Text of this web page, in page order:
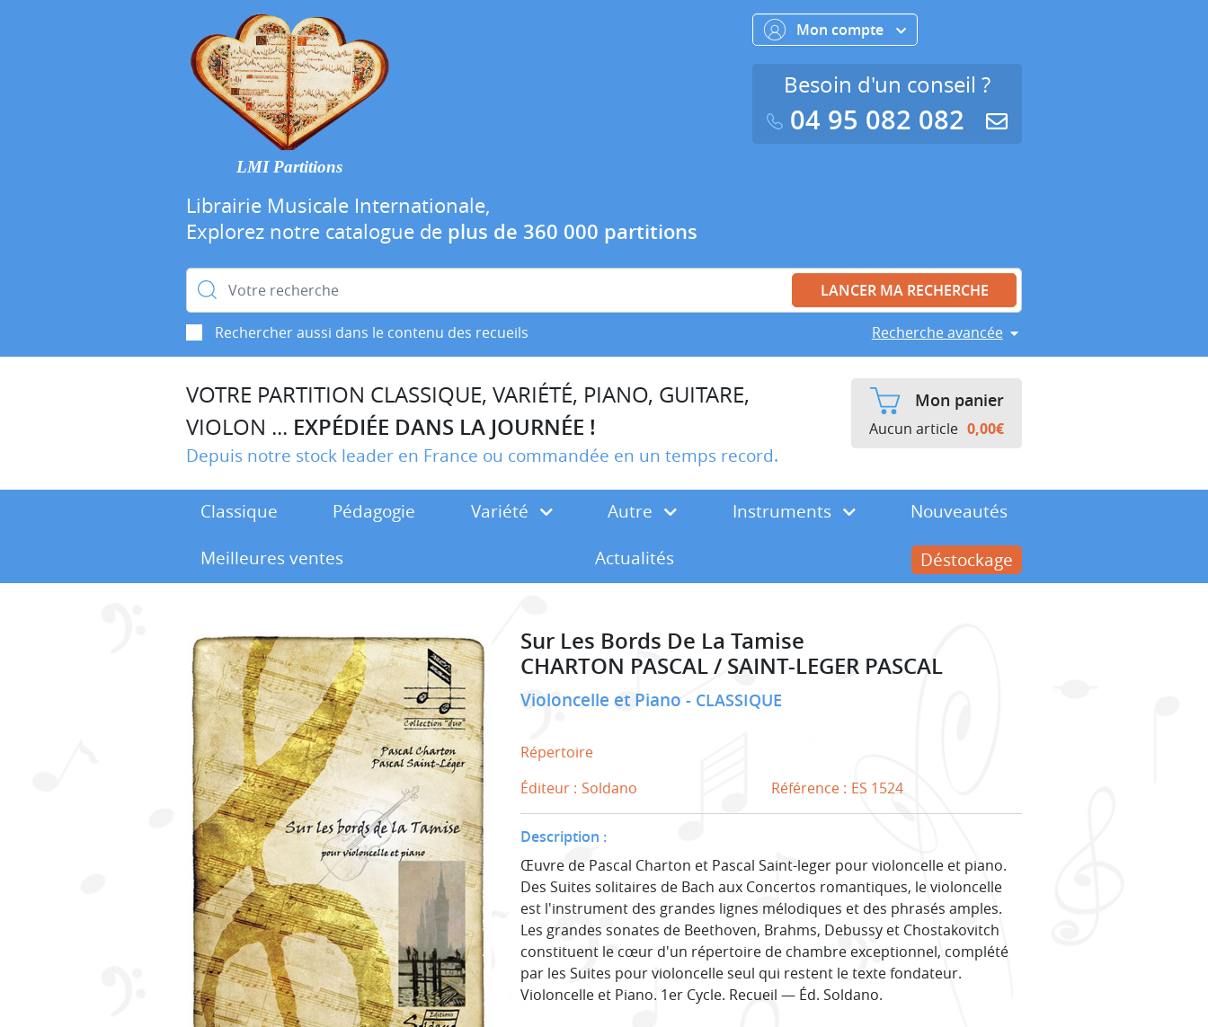
LMI Partitions
Librairie Musicale Internationale,
Explorez notre catalogue de plus de 360 000 partitions
Rechercher :
Rechercher aussi dans le contenu des recueils Recherche avancée
Mon compte
Besoin d'un conseil ?
04 95 082 082
VOTRE PARTITION CLASSIQUE, VARIÉTÉ, PIANO, GUITARE,
VIOLON ... EXPÉDIÉE DANS LA JOURNÉE !
Depuis notre stock leader en France ou commandée en un temps record.
Mon panier
Aucun article 0,00€
Classique Pédagogie Variété Autre Instruments
Nouveautés
Meilleures ventes
Actualités Déstockage
Sur Les Bords De La Tamise
CHARTON PASCAL / SAINT-LEGER PASCAL
Violoncelle et Piano CLASSIQUE
Répertoire
Éditeur : Soldano Référence : ES 1524
Description :
Œuvre de Pascal Charton et Pascal Saint-leger pour violoncelle et piano.
Des Suites solitaires de Bach aux Concertos romantiques, le violoncelle
est l'instrument des grandes lignes mélodiques et des phrasés amples.
Les grandes sonates de Beethoven, Brahms, Debussy et Chostakovitch
constituent le cœur d'un répertoire de chambre exceptionnel, complété
par les Suites pour violoncelle seul qui restent le texte fondateur.
Violoncelle et Piano. 1er Cycle. Recueil — Éd. Soldano.